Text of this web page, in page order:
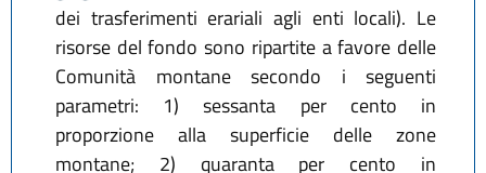
dei trasferimenti erariali agli enti locali). Le
risorse del fondo sono ripartite a favore delle
Comunità montane secondo i seguenti
parametri: 1) sessanta per cento in
proporzione alla superficie delle zone
montane; 2) quaranta per cento in